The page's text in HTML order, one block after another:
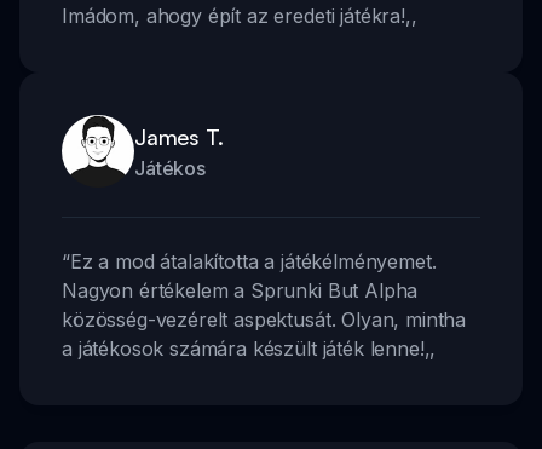
Imádom, ahogy épít az eredeti játékra!,,
James T.
Játékos
“Ez a mod átalakította a játékélményemet.
Nagyon értékelem a Sprunki But Alpha
közösség-vezérelt aspektusát. Olyan, mintha
a játékosok számára készült játék lenne!,,